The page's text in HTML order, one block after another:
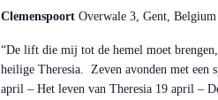
Clemenspoort Overwale 3, Gent, Belgium
“De lift die mij tot de hemel moet
heilige Theresia. Zeven avonden met een
april – Het leven van Theresia 19 april –